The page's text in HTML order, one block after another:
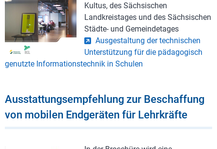
Kultus, des Sächsischen
Landkreistages und des Sächsischen
Städte- und Gemeindetages
Ausgestaltung der technischen
Unterstützung für die pädagogisch
genutzte Informationstechnik in Schulen
Ausstattungsempfehlung zur Beschaffung
von mobilen Endgeräten für Lehrkräfte